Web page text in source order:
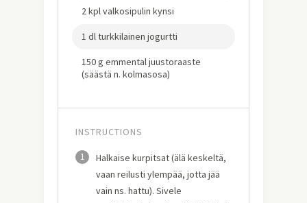
2 kpl valkosipulin kynsi
1 dl turkkilainen jogurtti
150 g emmental juustoraaste
(säästä n. kolmasosa)
INSTRUCTIONS
1
Halkaise kurpitsat (älä keskeltä,
vaan reilusti ylempää, jotta jää
vain ns. hattu). Sivele